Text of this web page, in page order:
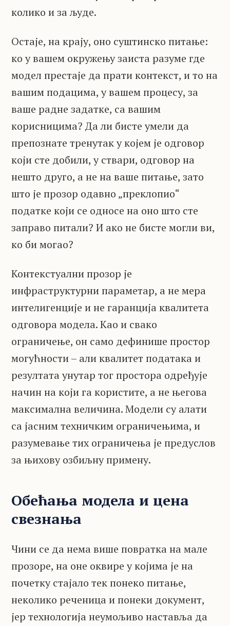
колико и за људе.
Остаје, на крају, оно суштинско питање:
ко у вашем окружењу заиста разуме где
модел престаје да прати контекст, и то на
вашим подацима, у вашем процесу, за
ваше радне задатке, са вашим
корисницима? Да ли бисте умели да
препознате тренутак у којем је одговор
који сте добили, у ствари, одговор на
нешто друго, а не на ваше питање, зато
што је прозор одавно „преклопио“
податке који се односе на оно што сте
заправо питали? И ако не бисте могли ви,
ко би могао?
Контекстуални прозор је
инфраструктурни параметар, а не мера
интелигенције и не гаранција квалитета
одговора модела. Као и свако
ограничење, он само дефинише простор
могућности – али квалитет података и
резултата унутар тог простора одређује
начин на који га користите, а не његова
максимална величина. Модели су алати
са јасним техничким ограничењима, и
разумевање тих ограничења је предуслов
за њихову озбиљну примену.
Обећања модела и цена
свезнања
Чини се да нема више повратка на мале
прозоре, на оне оквире у којима је на
почетку стајало тек понеко питање,
неколико реченица и понеки документ,
јер технологија неумољиво наставља да